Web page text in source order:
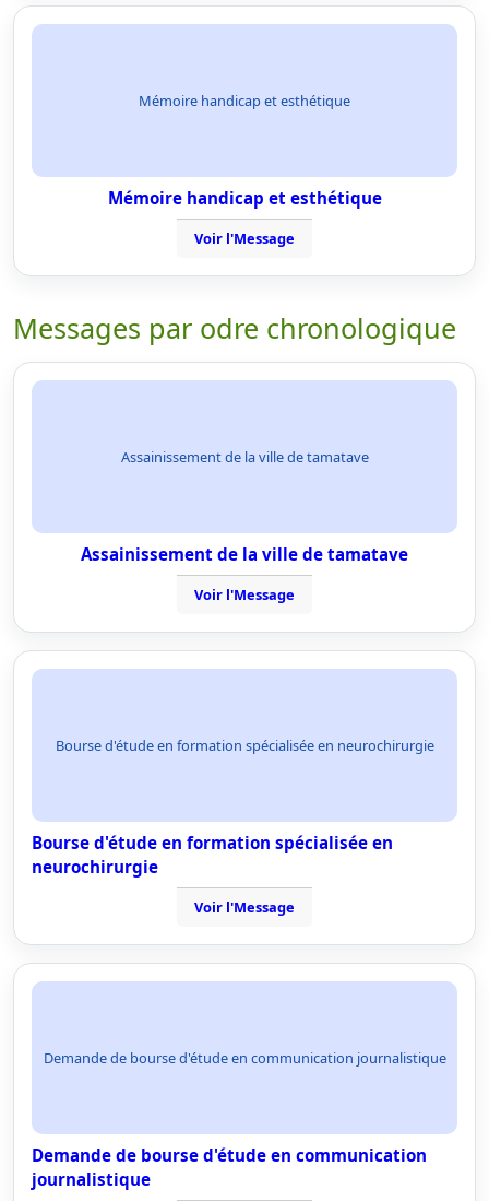
Mémoire handicap et esthétique
Mémoire handicap et esthétique
Voir l'Message
Messages par odre chronologique
Assainissement de la ville de tamatave
Assainissement de la ville de tamatave
Voir l'Message
Bourse d'étude en formation spécialisée en neurochirurgie
Bourse d'étude en formation spécialisée en
neurochirurgie
Voir l'Message
Demande de bourse d'étude en communication journalistique
Demande de bourse d'étude en communication
journalistique